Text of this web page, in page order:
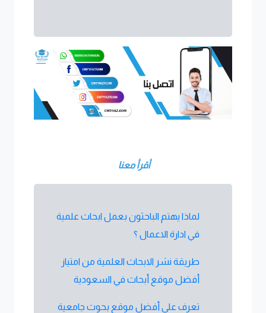
أقرأ معنا
لماذا يهتم الباحثون بعمل ابحاث علمية
في ادارة الاعمال ؟
طريقة نشر الابحاث العلمية من امتياز
أفضل موقع أبحاث في السعودية
تعرف على أفضل موقع بحوث جامعية